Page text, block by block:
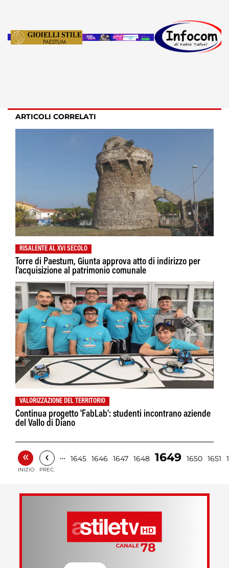
ARTICOLI CORRELATI
RISALENTE AL XVI SECOLO
Torre di Paestum, Giunta approva atto di indirizzo per
l'acquisizione al patrimonio comunale
VALORIZZAZIONE DEL TERRITORIO
Continua progetto 'FabLab': studenti incontrano aziende
del Vallo di Diano
«
INIZIO
‹
PREC.
… 1645 1646 1647 1648 1649 1650 1651